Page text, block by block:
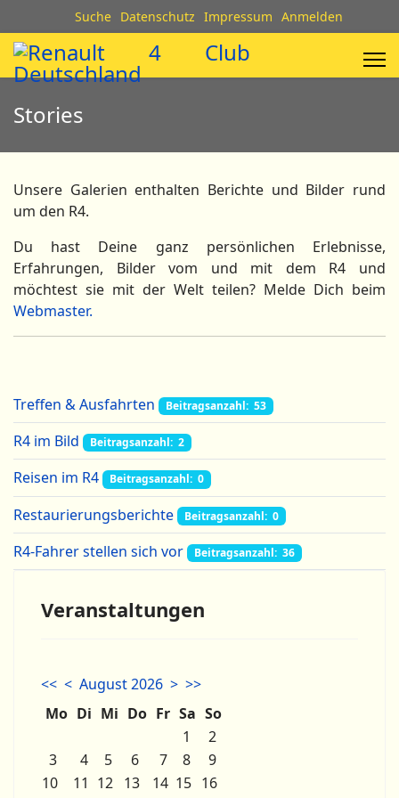
Suche Datenschutz Impressum Anmelden
Stories
Unsere Galerien enthalten Berichte und Bilder rund
um den R4.
Du hast Deine ganz persönlichen Erlebnisse,
Erfahrungen, Bilder vom und mit dem R4 und
möchtest sie mit der Welt teilen? Melde Dich beim
Webmaster.
Treffen & Ausfahrten Beitragsanzahl: 53
R4 im Bild Beitragsanzahl: 2
Reisen im R4 Beitragsanzahl: 0
Restaurierungsberichte Beitragsanzahl: 0
R4-Fahrer stellen sich vor Beitragsanzahl: 36
Veranstaltungen
<< < August 2026 > >>
Mo Di Mi Do Fr Sa So
1
2
3
4 5 6 7 8
9
10
11 12 13 14 15 16